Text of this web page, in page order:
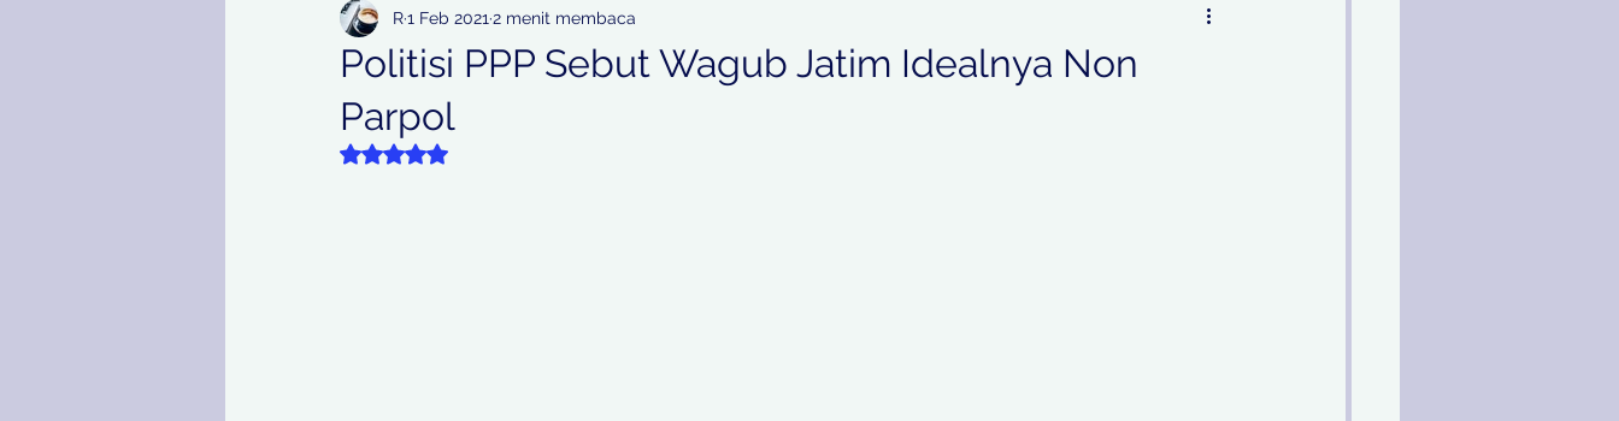
Gaya Hidup Pendidikan Ekbis
Kesehatan Korupsi
Politisi PPP Sebut Wagub Jatim Idealnya Non
Parpol
R1 Feb 2021 2 menit membaca
Dinilai NaN dari 5 bintang.